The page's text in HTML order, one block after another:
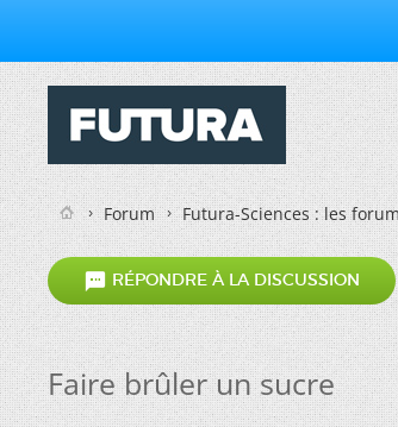
Forum Futura-Sciences : les
 RÉPONDRE À LA DISCUSSION
Faire brûler un sucre